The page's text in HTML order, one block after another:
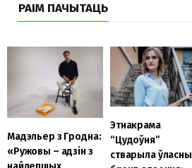
РАІМ ПАЧЫТАЦЬ
Мадэльер з Гродна:
«Ружовы – адзін з
Этнакрама
“Цудоўня”
стварыла ўласны